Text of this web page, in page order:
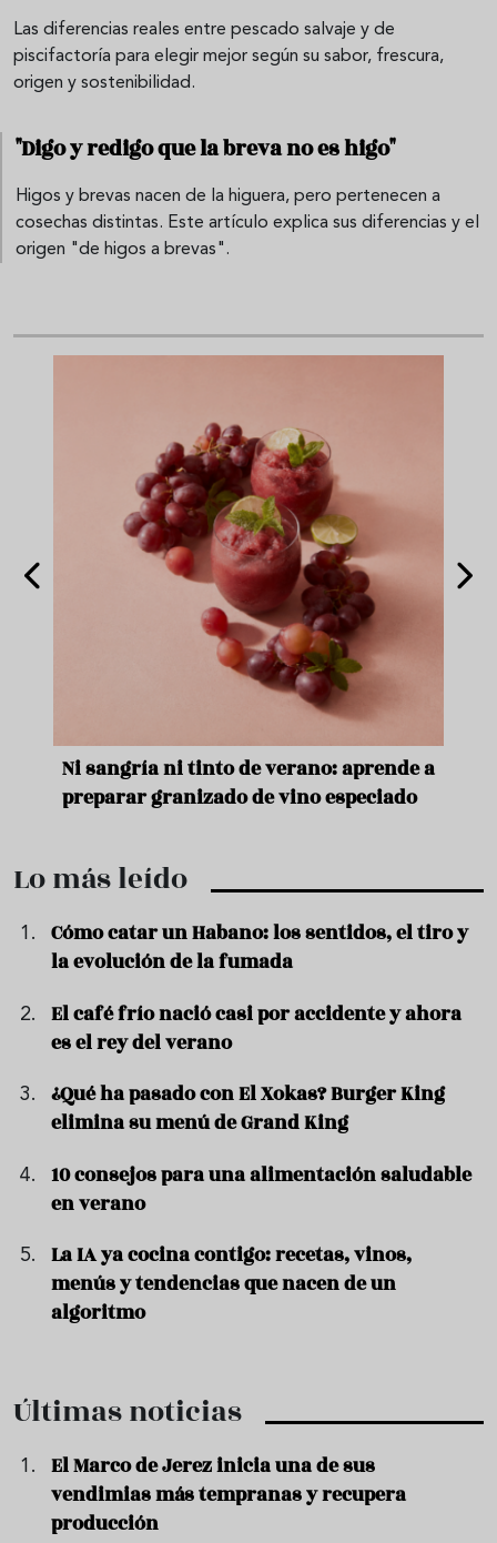
Las diferencias reales entre pescado salvaje y de
piscifactoría para elegir mejor según su sabor, frescura,
origen y sostenibilidad.
"Digo y redigo que la breva no es higo"
Higos y brevas nacen de la higuera, pero pertenecen a
cosechas distintas. Este artículo explica sus diferencias y el
origen "de higos a brevas".
Ni sangría ni tinto de verano: aprende a
preparar granizado de vino especiado
Lo más leído
Cómo catar un Habano: los sentidos, el tiro y
la evolución de la fumada
El café frío nació casi por accidente y ahora
es el rey del verano
¿Qué ha pasado con El Xokas? Burger King
elimina su menú de Grand King
10 consejos para una alimentación saludable
en verano
La IA ya cocina contigo: recetas, vinos,
menús y tendencias que nacen de un
algoritmo
Últimas noticias
El Marco de Jerez inicia una de sus
vendimias más tempranas y recupera
producción